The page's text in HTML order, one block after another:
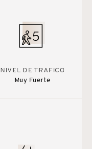
NIVEL DE TRAFICO
Muy Fuerte